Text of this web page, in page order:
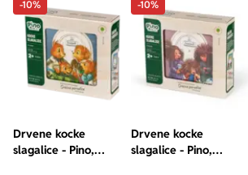
-10%
Drvene kocke
slagalice - Pino,
-10%
Drvene kocke
slagalice - Pino,